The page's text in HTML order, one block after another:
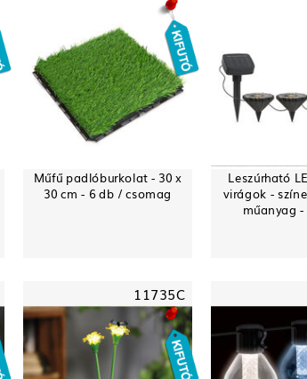
Műfű padlóburkolat - 30 x
30 cm - 6 db / csomag
Leszúrható
virágok -
műanyag -
11735C